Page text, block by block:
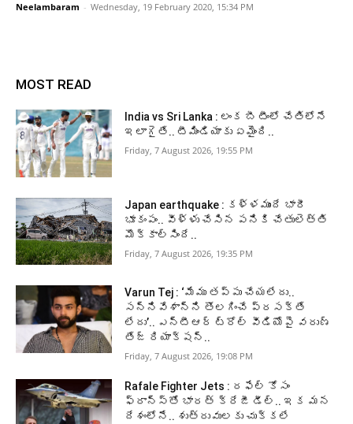
Neelambaram - Wednesday, 19 February 2020, 15:34 PM
MOST READ
India vs Sri Lanka : లంక బీ టీంలో చేతిలోనే
ఇలాగైతే.. టీమిండియాకు ఏమైంది..
Friday, 7 August 2026, 19:55 PM
Japan earthquake : కళ్ళముందే భారీ
భూకంపం.. వీళ్ళు చేసిన పనికి చేతులెత్తి
మొక్కాల్సిందే..
Friday, 7 August 2026, 19:35 PM
Varun Tej : ‘మేము తప్పు చేయలేదు..
సన్నివేశాన్ని తొలగించే ప్రసక్తే
లేదు’.. ఎన్టీఆర్ ట్రోల్ వీడియోపై వరుణ్
తేజ్ రియాక్షన్..
Friday, 7 August 2026, 19:08 PM
Rafale Fighter Jets : రఫేల్‌ కోసం
ఫ్రాన్స్‌తో భారత్‌ క్రేజీ డీల్‌.. ఇక మన
దేశంలోనే.. శుత్రువులకు చుక్కలే